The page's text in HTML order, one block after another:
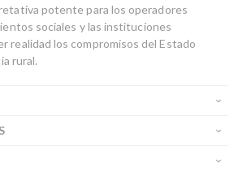
potente para los operadores
sociales y las instituciones
realidad los compromisos del Estado
rural.